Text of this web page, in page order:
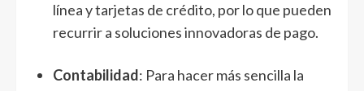
línea y tarjetas de crédito, por lo que pueden
recurrir a soluciones innovadoras de pago.
Contabilidad: Para hacer más sencilla la